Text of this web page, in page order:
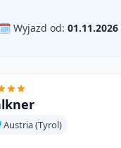
🗓️ Wyjazd od: 01.11.2026
Austria (Tyrol)